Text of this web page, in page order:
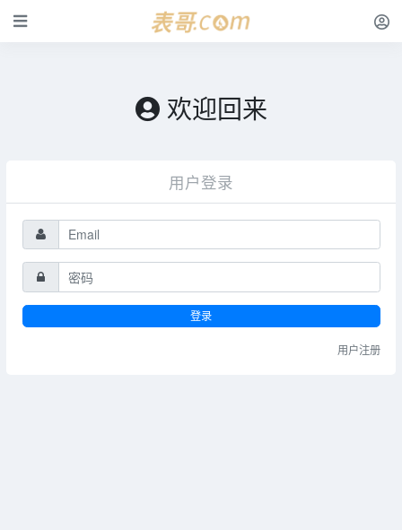
欢迎回来
用户登录
登录
用户注册